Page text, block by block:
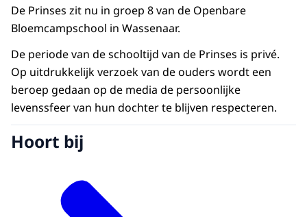
De Prinses zit nu in groep 8 van de Openbare
Bloemcampschool in Wassenaar.
De periode van de schooltijd van de Prinses is privé.
Op uitdrukkelijk verzoek van de ouders wordt een
beroep gedaan op de media de persoonlijke
levenssfeer van hun dochter te blijven respecteren.
Hoort bij